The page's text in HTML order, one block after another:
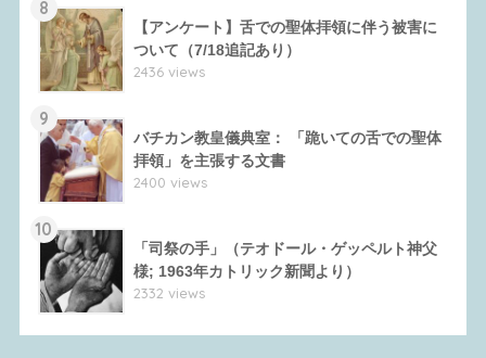
8
【アンケート】舌での聖体拝領に伴う被害に
ついて（7/18追記あり）
2436 views
9
バチカン教皇儀典室： 「跪いての舌での聖体
拝領」を主張する文書
2400 views
10
「司祭の手」（テオドール・ゲッペルト神父
様; 1963年カトリック新聞より）
2332 views